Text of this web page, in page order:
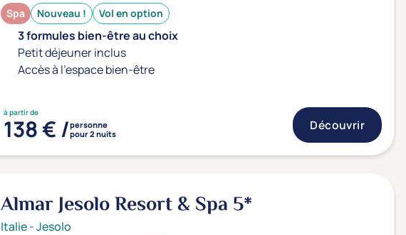
Spa Nouveau ! Vol en option
3 formules bien-être au choix
Petit déjeuner inclus
Accès à l'espace bien-être
à partir de
138 € /personne
pour 2 nuits
Découvrir
Almar Jesolo Resort & Spa 5*
Italie-Jesolo